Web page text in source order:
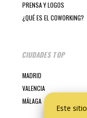
PRENSA Y LOGOS
¿QUÉ ES EL COWORKING?
CIUDADES TOP
MADRID
VALENCIA
MÁLAGA
Este